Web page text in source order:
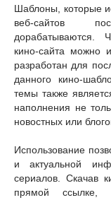
Шаблоны, которые
веб-сайтов
дорабатываются.
кино-сайта можно
разработан для
данного кино-
темы также
наполнения не
новостных или
Использование
и актуальной
сериалов. Скачав
прямой ссылке,